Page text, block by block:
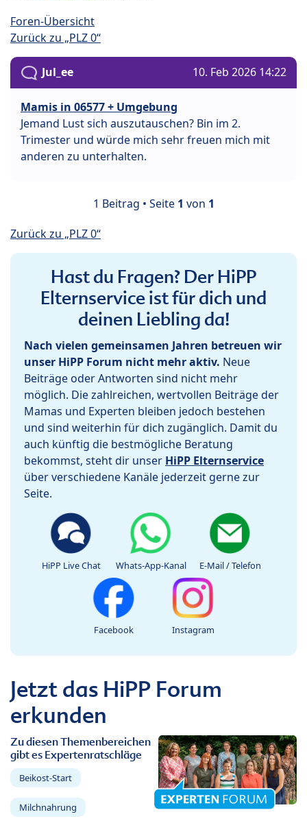
Foren-Übersicht
Zurück zu „PLZ 0“
Jul_ee 10. Feb 2026 14:22
Mamis in 06577 + Umgebung
Jemand Lust sich auszutauschen? Bin im 2.
Trimester und würde mich sehr freuen mich mit
anderen zu unterhalten.
1 Beitrag • Seite 1 von 1
Zurück zu „PLZ 0“
Hast du Fragen? Der HiPP
Elternservice ist für dich und
deinen Liebling da!
Nach vielen gemeinsamen Jahren betreuen wir
unser HiPP Forum nicht mehr aktiv. Neue
Beiträge oder Antworten sind nicht mehr
möglich. Die zahlreichen, wertvollen Beiträge der
Mamas und Experten bleiben jedoch bestehen
und sind weiterhin für dich zugänglich. Damit du
auch künftig die bestmögliche Beratung
bekommst, steht dir unser HiPP Elternservice
über verschiedene Kanäle jederzeit gerne zur
Seite.
HiPP Live Chat Whats-App-Kanal E-Mail / Telefon
Facebook Instagram
Jetzt das HiPP Forum
erkunden
Zu diesen Themenbereichen
gibt es Expertenratschläge
Beikost-Start
Milchnahrung